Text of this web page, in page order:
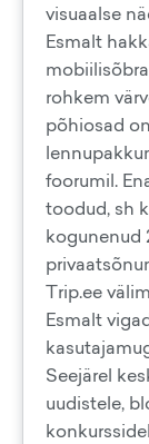
visuaalse
Esmalt
rohkem
põhiosad
foorumil.
toodud, sh
kogunenud
Trip.ee
Esmalt
Seejärel
uudistele,